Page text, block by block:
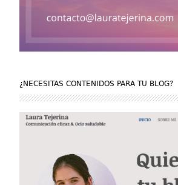
¿NECESITAS CONTENIDOS PARA TU BLOG?